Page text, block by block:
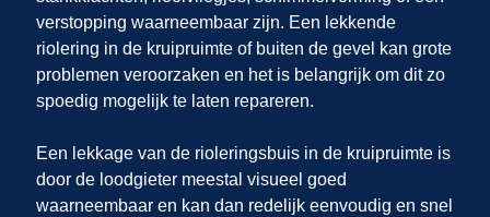
verstopping waarneembaar zijn. Een lekkende
riolering in de kruipruimte of buiten de gevel kan grote
problemen veroorzaken en het is belangrijk om dit zo
spoedig mogelijk te laten repareren.
Een lekkage van de rioleringsbuis in de kruipruimte is
door de loodgieter meestal visueel goed
waarneembaar en kan dan redelijk eenvoudig en snel